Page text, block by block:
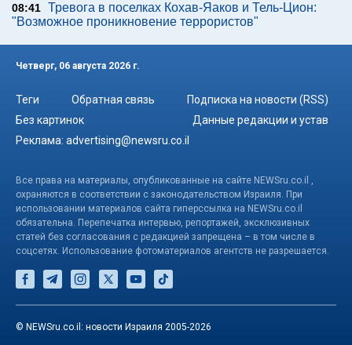
08:41 Тревога в поселках Кохав-Яаков и Тель-Цион:
"Возможное проникновение террористов"
Четверг, 06 августа 2026 г.
Теги Обратная связь
Подписка на новости (RSS)
Без картинок
Данные редакции и устав
Реклама: advertising@newsru.co.il
Все права на материалы, опубликованные на сайте NEWSru.co.il ,
охраняются в соответствии с законодательством Израиля. При
использовании материалов сайта гиперссылка на NEWSru.co.il
обязательна. Перепечатка интервью, репортажей, эксклюзивных
статей без согласования с редакцией запрещена – в том числе в
соцсетях. Использование фотоматериалов агентств не разрешается.
© NEWSru.co.il: новости Израиля 2005-2026